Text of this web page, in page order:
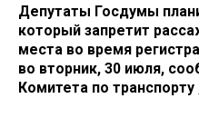
Депутаты Госдумы
который запретит
места во время
во вторник, 30 июля,
Комитета по транспорту